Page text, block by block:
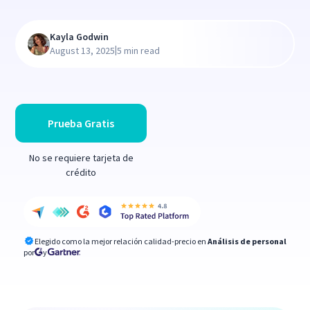
Prueba Gratis
No se requiere tarjeta de
crédito
Elegido como la mejor relación calidad-precio en Análisis de personal
por
y
Kayla Godwin
August 13, 2025|5 min read